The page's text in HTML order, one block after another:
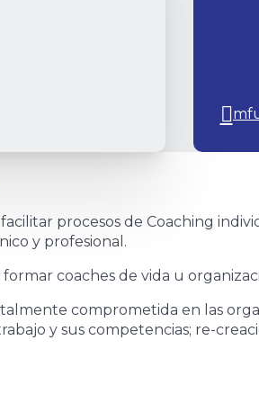
procesos de Coaching
y profesional.
formar coaches de vida u
comprometida en las
y sus competencias; re-